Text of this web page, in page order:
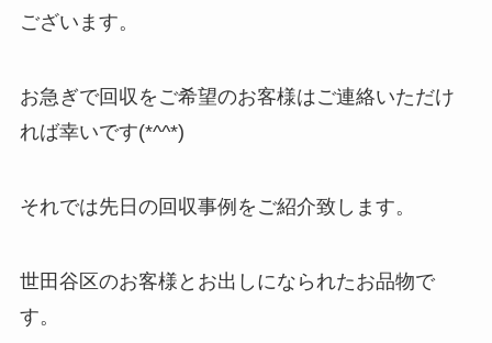
ございます。
お急ぎで回収をご希望のお客様はご連絡いただけ
れば幸いです(*^^*)
それでは先日の回収事例をご紹介致します。
世田谷区のお客様とお出しになられたお品物で
す。